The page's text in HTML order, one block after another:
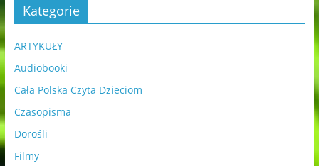
Kategorie
ARTYKUŁY
Audiobooki
Cała Polska Czyta Dzieciom
Czasopisma
Dorośli
Filmy